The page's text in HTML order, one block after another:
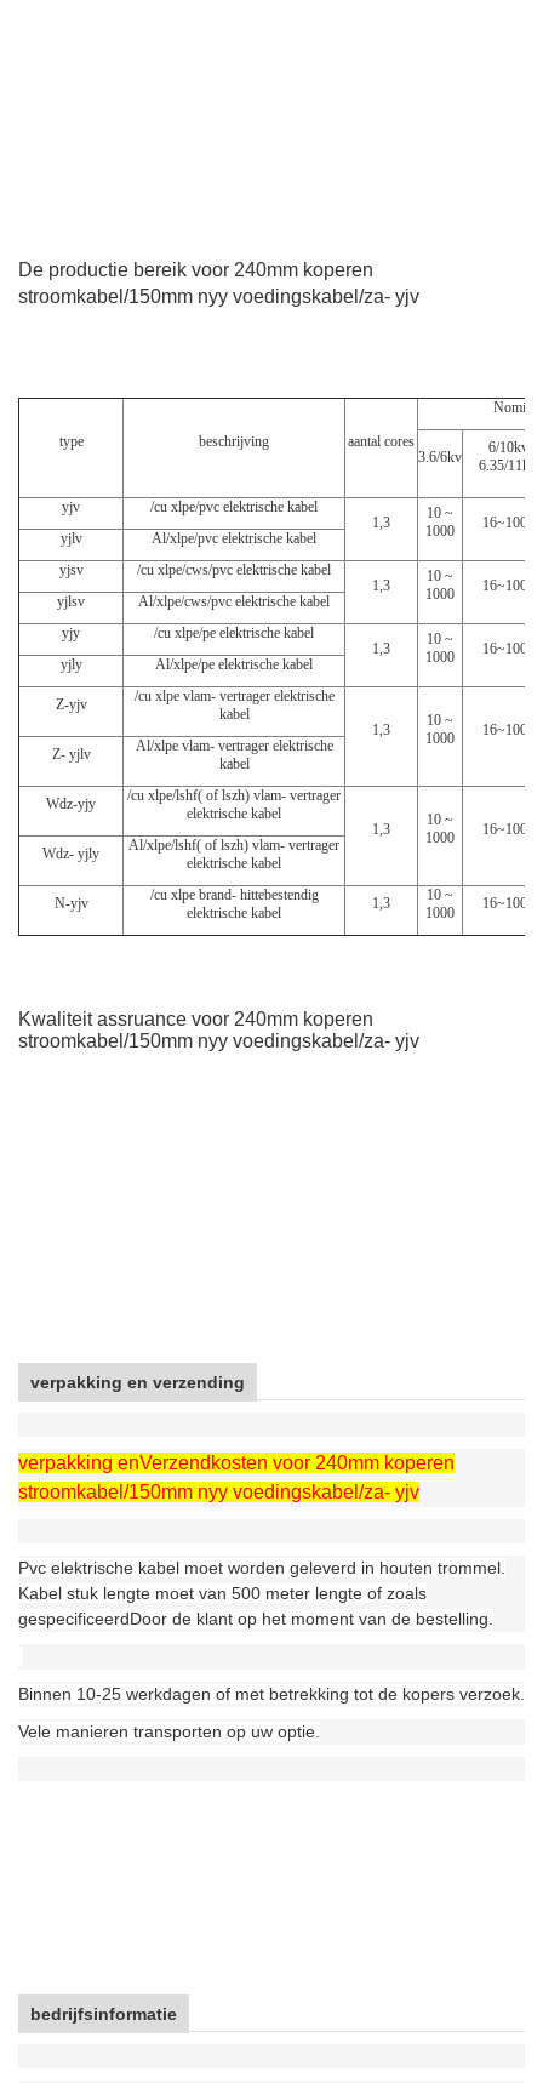
De productie bereik voor 240mm koperen
stroomkabel/150mm nyy voedingskabel/za- yjv
type beschrijving aantal cores
3.6/6kv
6/10kv
6.35/11kv
yjv
/cu xlpe/pvc elektrische kabel
1,3
10 ~
1000
16~1000
yjlv
Al/xlpe/pvc elektrische kabel
yjsv
/cu xlpe/cws/pvc elektrische kabel
1,3
10 ~
1000
16~1000
yjlsv
Al/xlpe/cws/pvc elektrische kabel
yjy
/cu xlpe/pe elektrische kabel
1,3
10 ~
1000
16~1000
yjly
Al/xlpe/pe elektrische kabel
Z-yjv
/cu xlpe vlam- vertrager elektrische
kabel
1,3
10 ~
1000
16~1000
Z- yjlv
Al/xlpe vlam- vertrager elektrische
kabel
Wdz-yjy
/cu xlpe/lshf( of lszh) vlam- vertrager
elektrische kabel
1,3
10 ~
1000
16~1000
Wdz- yjly
Al/xlpe/lshf( of lszh) vlam- vertrager
elektrische kabel
N-yjv
/cu xlpe brand- hittebestendig
elektrische kabel
1,3
10 ~
1000
16~1000
Kwaliteit assruance voor 240mm koperen
stroomkabel/150mm nyy voedingskabel/za- yjv
verpakking en verzending
verpakking enVerzendkosten voor 240mm koperen
stroomkabel/150mm nyy voedingskabel/za- yjv
Pvc elektrische kabel moet worden geleverd in houten trommel.
Kabel stuk lengte moet van 500 meter lengte of zoals
gespecificeerdDoor de klant op het moment van de bestelling.
Binnen 10-25 werkdagen of met betrekking tot de kopers verzoek.
Vele manieren transporten op uw optie.
bedrijfsinformatie